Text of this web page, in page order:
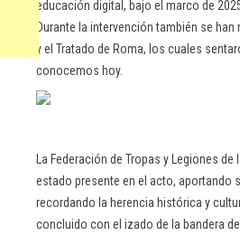
educación digital, bajo el marco de
Durante la intervención también se
y el Tratado de Roma, los cuales
conocemos hoy.
La Federación de Tropas y Legiones
estado presente en el acto, aportando
recordando la herencia histórica y
concluido con el izado de la bandera